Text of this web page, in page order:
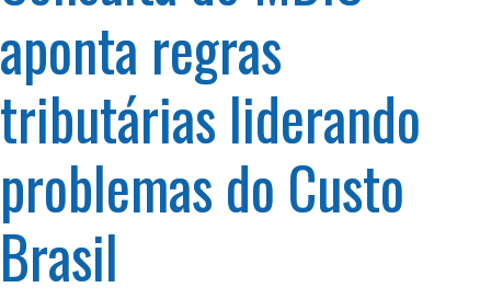
aponta regras
tributárias liderando
problemas do Custo
Brasil